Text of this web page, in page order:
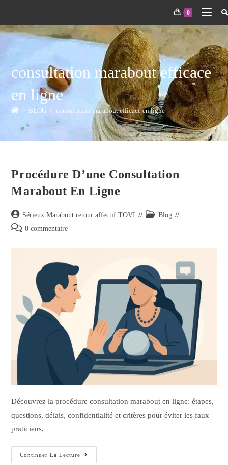
0
consultation marabout efficace
en ligne
> BLOG > consultation marabout efficace en ligne
Procédure D’une Consultation
Marabout En Ligne
Sérieux Marabout retour affectif TOVI
Blog
0 commentaire
Découvrez la procédure consultation marabout en ligne: étapes,
questions, délais, confidentialité et critères pour éviter les faux
praticiens.
Continuer La Lecture